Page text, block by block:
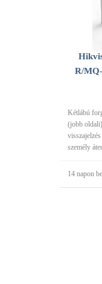
R/
Kétlábú
(jobb
személy
14 napon